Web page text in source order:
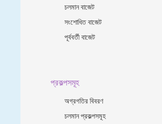
চলমান বাজেট
সংশোধিত বাজেট
পূর্ববর্তী বাজেট
প্রকল্পসমূহ
অগ্রগতির বিবরণ
চলমান প্রকল্পসমূহ